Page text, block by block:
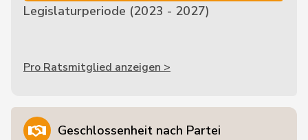
Legislaturperiode (2023 - 2027)
Pro Ratsmitglied anzeigen >
Geschlossenheit nach Partei